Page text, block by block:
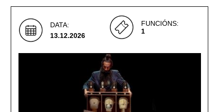
DATA:
13.12.2026
FUNCIÓNS:
1